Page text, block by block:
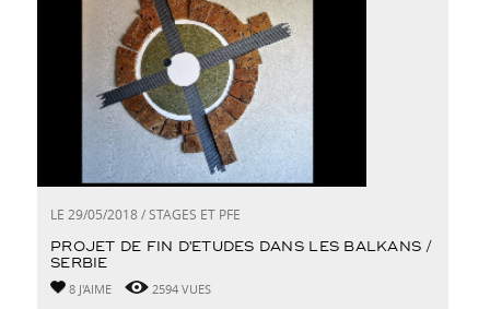
LE 29/05/2018 / STAGES ET PFE
PROJET DE FIN D'ETUDES DANS LES BALKANS /
SERBIE
8 J'AIME 2594 VUES